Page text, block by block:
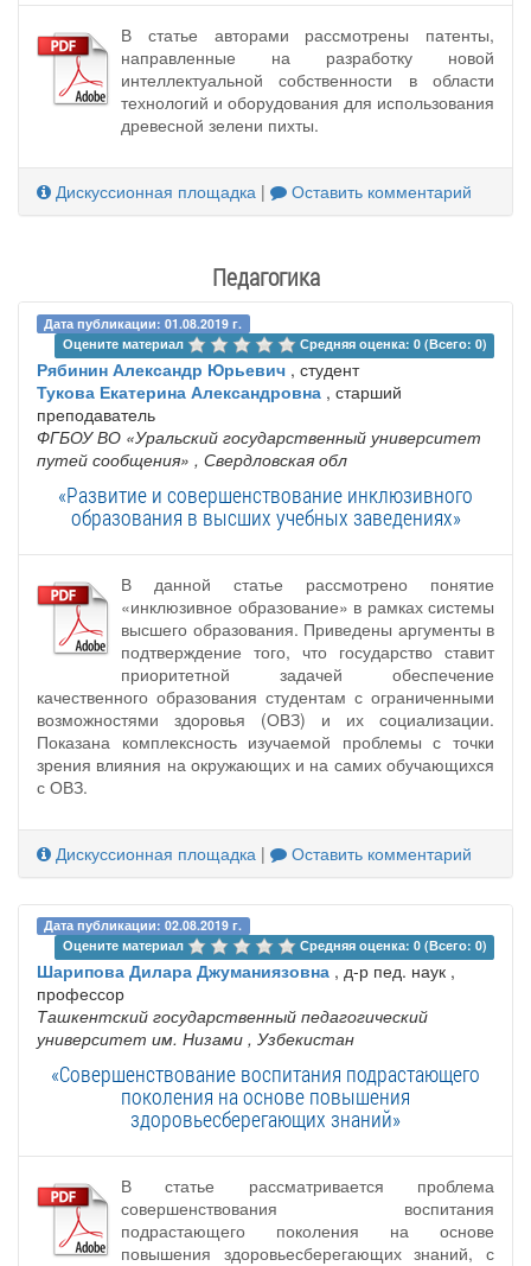
В статье авторами рассмотрены патенты,
направленные на разработку новой
интеллектуальной собственности в области
технологий и оборудования для использования
древесной зелени пихты.
Дискуссионная площадка | Оставить комментарий
Педагогика
Дата публикации: 01.08.2019 г.
Оцените материал
Средняя оценка: 0 (Всего: 0)
Рябинин Александр Юрьевич , студент
Тукова Екатерина Александровна , старший
преподаватель
ФГБОУ ВО «Уральский государственный университет
путей сообщения» , Свердловская обл
«Развитие и совершенствование инклюзивного
образования в высших учебных заведениях»
В данной статье рассмотрено понятие
«инклюзивное образование» в рамках системы
высшего образования. Приведены аргументы в
подтверждение того, что государство ставит
приоритетной задачей обеспечение
качественного образования студентам с ограниченными
возможностями здоровья (ОВЗ) и их социализации.
Показана комплексность изучаемой проблемы с точки
зрения влияния на окружающих и на самих обучающихся
с ОВЗ.
Дискуссионная площадка | Оставить комментарий
Дата публикации: 02.08.2019 г.
Оцените материал
Средняя оценка: 0 (Всего: 0)
Шарипова Дилара Джуманиязовна , д-р пед. наук ,
профессор
Ташкентский государственный педагогический
университет им. Низами , Узбекистан
«Совершенствование воспитания подрастающего
поколения на основе повышения
здоровьесберегающих знаний»
В статье рассматривается проблема
совершенствования воспитания
подрастающего поколения на основе
повышения здоровьесберегающих знаний, с